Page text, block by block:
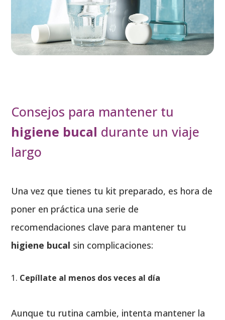
Consejos para mantener tu
higiene bucal durante un viaje
largo
Una vez que tienes tu kit preparado, es hora de
poner en práctica una serie de
recomendaciones clave para mantener tu
higiene bucal sin complicaciones:
Cepíllate al menos dos veces al día
Aunque tu rutina cambie, intenta mantener la